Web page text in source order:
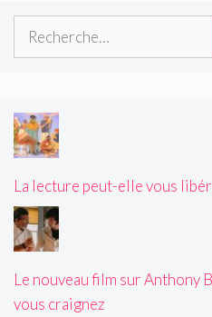
Rechercher :
La lecture peut-elle vous
Le nouveau film sur Anthony
vous craignez